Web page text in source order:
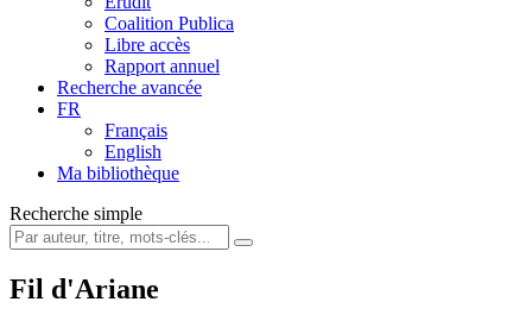
Coalition Publica
Libre accès
Rapport annuel
Recherche avancée
FR
Français
English
Ma bibliothèque
Recherche simple
Fil d'Ariane